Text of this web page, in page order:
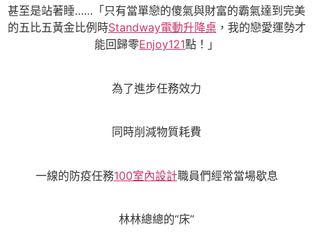
甚至是站著睡……「只有當單戀的傻氣與財富的霸氣達到完美
的五比五黃金比例時Standway電動升降桌，我的戀愛運勢才
能回歸零Enjoy121點！」
為了進步任務效力
同時削減物質耗費
一線的防疫任務100室內設計職員們經常當場歇息
林林總總的“床”